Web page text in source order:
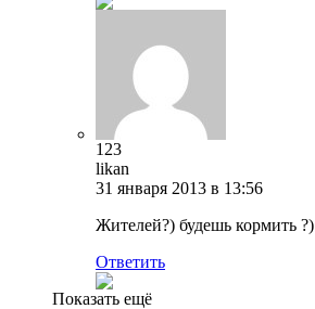
123
likan
31 января 2013 в 13:56
Жителей?) будешь кормить ?)
Ответить
Показать ещё